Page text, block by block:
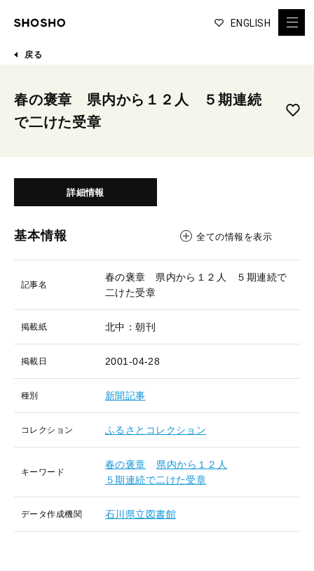
ENGLISH
戻る
春の褒章 県内から１２人 ５期連続
で二けた受章
詳細情報
基本情報 全ての情報を表示
記事名
春の褒章 県内から１２人 ５期連続で
二けた受章
掲載紙 北中：朝刊
掲載日 2001-04-28
種別 新聞記事
コレクション ふるさとコレクション
キーワード
春の褒章
県内から１２人
５期連続で二けた受章
データ作成機関 石川県立図書館